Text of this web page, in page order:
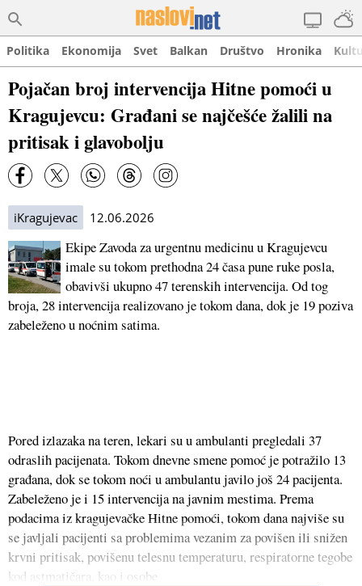
Politika Ekonomija Svet Balkan Društvo Hronika
Pojačan broj intervencija Hitne pomoći u
Kragujevcu: Građani se najčešće žalili na
pritisak i glavobolju
iKragujevac 12.06.2026
Ekipe Zavoda za urgentnu medicinu u Kragujevcu
imale su tokom prethodna 24 časa pune ruke posla,
obavivši ukupno 47 terenskih intervencija. Od tog
broja, 28 intervencija realizovano je tokom dana, dok je 19 poziva
zabeleženo u noćnim satima.
Pored izlazaka na teren, lekari su u ambulanti pregledali 37
odraslih pacijenata. Tokom dnevne smene pomoć je potražilo 13
građana, dok se tokom noći u ambulantu javilo još 24 pacijenta.
Zabeleženo je i 15 intervencija na javnim mestima. Prema
podacima iz kragujevačke Hitne pomoći, tokom dana najviše su
se javljali pacijenti sa problemima vezanim za povišen ili snižen
krvni pritisak, povišenu telesnu temperaturu, respiratorne tegobe
kod astmatičara, kao i osobe